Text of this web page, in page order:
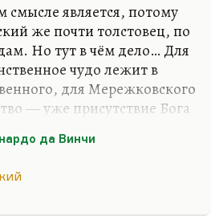
смысле является, потому
же почти толстовец, по
Но тут в чём дело… Для
чудо лежит в
для Мережковского
— уже присутствие Бога
в последние
остальном, конечно,
Да, он
что вера — это вопрос
да Винчи